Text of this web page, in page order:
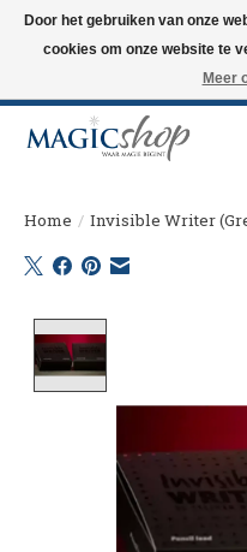
Altijd de nieuwste trucs op
Langskomen in onze winkel? Bel
Home / Invisible Writer
Door het gebruiken van onze
cookies om onze website te
Meer